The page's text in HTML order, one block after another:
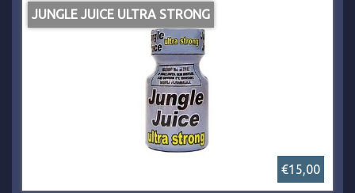
JUNGLE JUICE ULTRA STRONG
€15,00